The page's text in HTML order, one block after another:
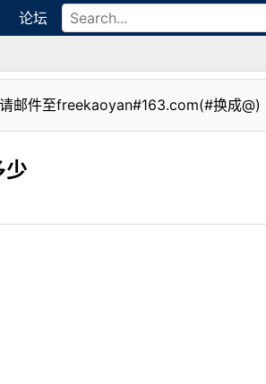
论坛
邮件至freekaoyan#163.com(#换成@)
少